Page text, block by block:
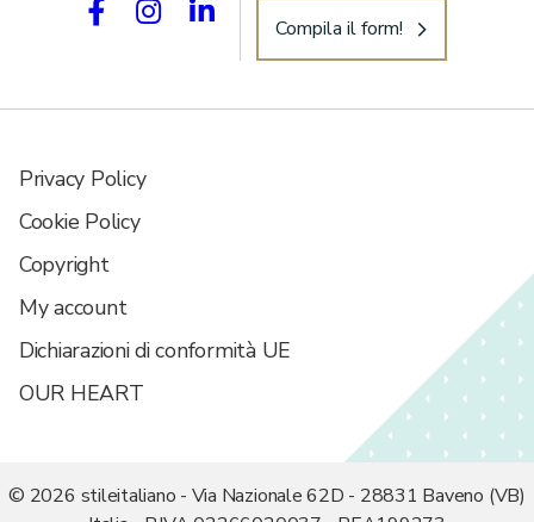
Compila il form!
Privacy Policy
Cookie Policy
Copyright
My account
Dichiarazioni di conformità UE
OUR HEART
© 2026 stileitaliano - Via Nazionale 62D - 28831 Baveno (VB)